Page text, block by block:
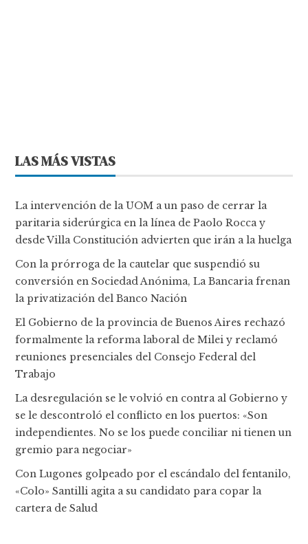
LAS MÁS VISTAS
La intervención de la UOM a un paso de cerrar la
paritaria siderúrgica en la línea de Paolo Rocca y
desde Villa Constitución advierten que irán a la huelga
Con la prórroga de la cautelar que suspendió su
conversión en Sociedad Anónima, La Bancaria frenan
la privatización del Banco Nación
El Gobierno de la provincia de Buenos Aires rechazó
formalmente la reforma laboral de Milei y reclamó
reuniones presenciales del Consejo Federal del
Trabajo
La desregulación se le volvió en contra al Gobierno y
se le descontroló el conflicto en los puertos: «Son
independientes. No se los puede conciliar ni tienen un
gremio para negociar»
Con Lugones golpeado por el escándalo del fentanilo,
«Colo» Santilli agita a su candidato para copar la
cartera de Salud